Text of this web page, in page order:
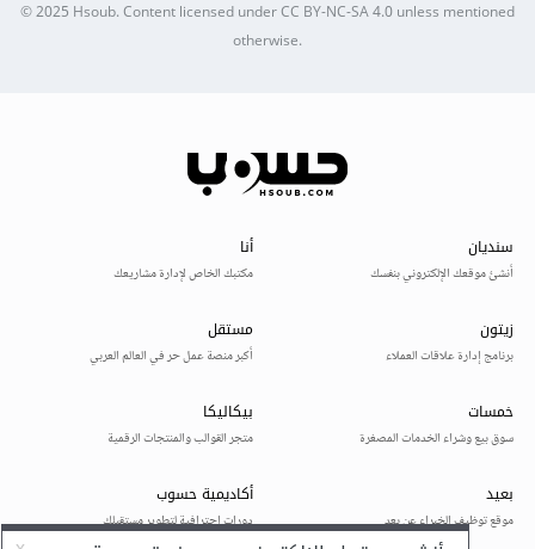
© 2025Hsoub.Content licensed underCC BY-NC-SA 4.0unless mentioned
otherwise.